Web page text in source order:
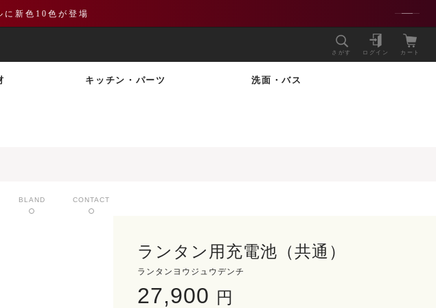
に新色10色が登場
さがす ログイン カート
キッチン・パーツ 洗面・バス
BLAND CONTACT
ランタン用充電池（共通）
ランタンヨウジュウデンチ
27,900 円